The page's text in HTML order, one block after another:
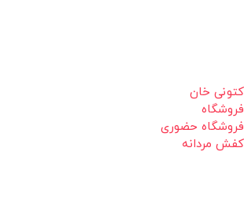
کتونی خان
فروشگاه
فروشگاه حضوری
کفش مردانه